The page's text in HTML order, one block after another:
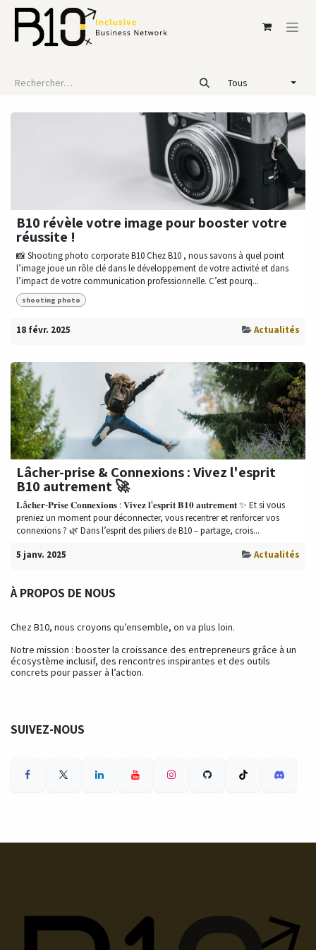
Se rendre au contenu
Tous
B10 révèle votre image pour booster votre
réussite !
📸 Shooting photo corporate B10 Chez B10 , nous savons à quel point
l’image joue un rôle clé dans le développement de votre activité et dans
l’impact de votre communication professionnelle. C’est pourq...
shooting photo
18 févr. 2025 Actualités
Lâcher-prise & Connexions : Vivez l'esprit
B10 autrement 🚀
𝐋â𝐜𝐡𝐞𝐫-𝐏𝐫𝐢𝐬𝐞 𝐂𝐨𝐧𝐧𝐞𝐱𝐢𝐨𝐧𝐬 : 𝐕𝐢𝐯𝐞𝐳 𝐥'𝐞𝐬𝐩𝐫𝐢𝐭 𝐁𝟏𝟎 𝐚𝐮𝐭𝐫𝐞𝐦𝐞𝐧𝐭 ✨ Et si vous
preniez un moment pour déconnecter, vous recentrer et renforcer vos
connexions ? 🌿 Dans l’esprit des piliers de B10 – partage, crois...
5 janv. 2025
Actualités
À PROPOS DE NOUS
Chez B10, nous croyons qu’ensemble, on va plus loin.
Notre mission : booster la croissance des entrepreneurs grâce à un
écosystème inclusif, des rencontres inspirantes et des outils
concrets pour passer à l’action.
SUIVEZ-NOUS